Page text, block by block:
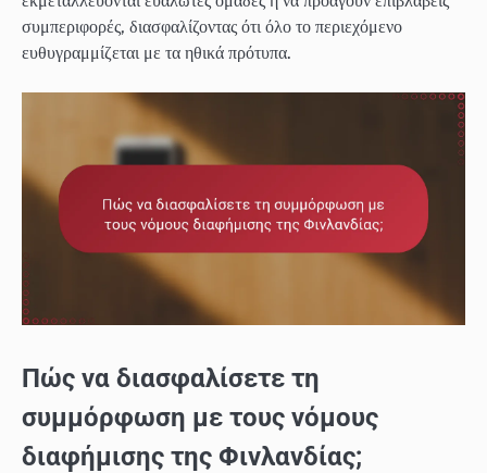
συμπεριφορές, διασφαλίζοντας ότι όλο το περιεχόμενο
ευθυγραμμίζεται με τα ηθικά πρότυπα.
Πώς να διασφαλίσετε τη
συμμόρφωση με τους νόμους
διαφήμισης της Φινλανδίας;